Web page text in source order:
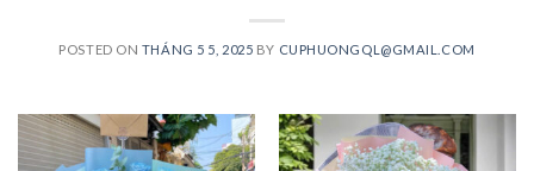
POSTED ON THÁNG 5 5, 2025 BY CUPHUONGQL@GMAIL.COM